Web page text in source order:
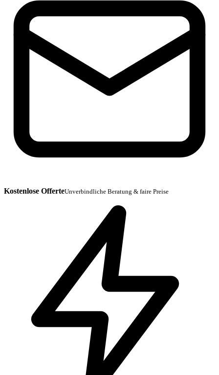
Kostenlose OfferteUnverbindliche Beratung & faire Preise